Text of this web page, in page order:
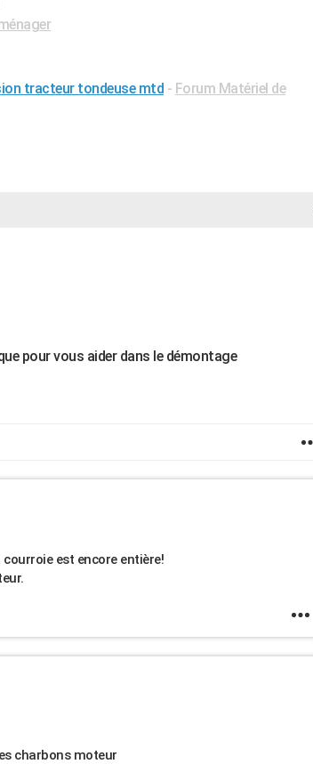
tracteur tondeuse mtd - Forum Matériel de
pour vous aider dans le démontage
est encore entière!
charbons moteur